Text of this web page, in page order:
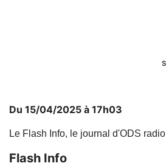
Du 15/04/2025 à 17h03
Le Flash Info, le journal d'ODS radio
Flash Info